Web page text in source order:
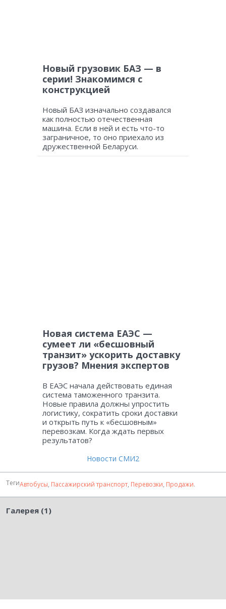
Новый грузовик БАЗ — в
серии! Знакомимся с
конструкцией
Новый БАЗ изначально создавался
как полностью отечественная
машина. Если в ней и есть что-то
заграничное, то оно приехало из
дружественной Беларуси.
Новая система ЕАЭС —
сумеет ли «бесшовный
транзит» ускорить доставку
грузов? Мнения экспертов
В ЕАЭС начала действовать единая
система таможенного транзита.
Новые правила должны упростить
логистику, сократить сроки доставки
и открыть путь к «бесшовным»
перевозкам. Когда ждать первых
результатов?
Новости СМИ2
ТегиАвтобусы, Пассажирский транспорт, Перевозки, Продажи.
Галерея (1)